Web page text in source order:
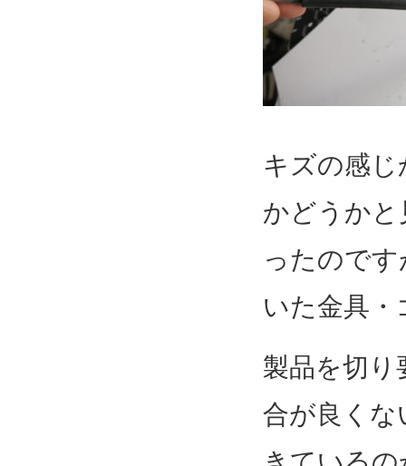
キズの感じ
かどうか
ったので
いた金具
製品を切り
合が良くな